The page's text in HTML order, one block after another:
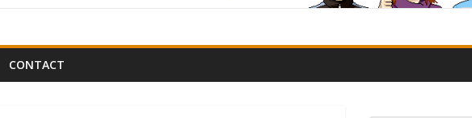
CONTACT